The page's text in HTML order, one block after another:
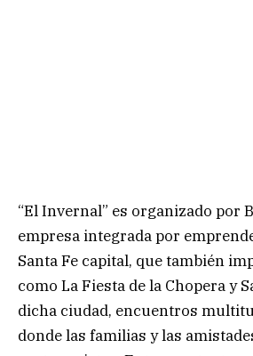
“El Invernal” es organizado por
empresa integrada por
Santa Fe capital, que también
como La Fiesta de la Chopera y
dicha ciudad, encuentros
donde las familias y las